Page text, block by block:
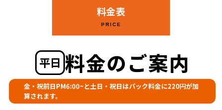
料金表
PRICE
平日 料金のご案内
金・祝前日PM6:00~と土日・祝日はパック料金に220円が加
算されます。